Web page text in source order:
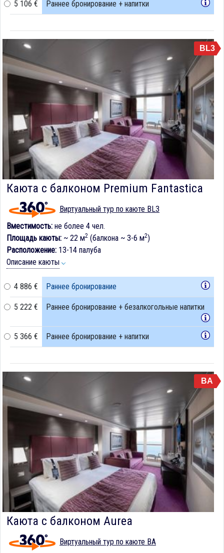
5 106 € Раннее бронирование + напитки
BL3
Каюта с балконом Premium Fantastica
Виртуальный тур по каюте BL3
Вместимость: не более 4 чел.
Площадь каюты: ~ 22 м2 (балкона ~ 3-6 м2)
Расположение: 13-14 палуба
Описание каюты
4 886 € Раннее бронирование
5 222 € Раннее бронирование + безалкогольные напитки
5 366 € Раннее бронирование + напитки
BA
Каюта с балконом Aurea
Виртуальный тур по каюте BA